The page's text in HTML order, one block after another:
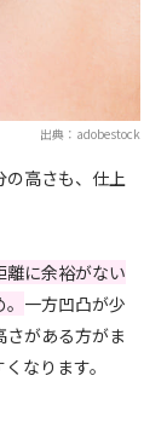
出典：adobestock
の高さも、仕上
に余裕がない
一方凹凸が少
がある方がま
なります。